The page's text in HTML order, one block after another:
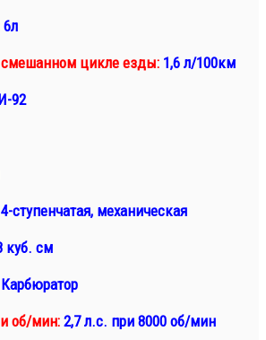
6л
смешанном цикле езды: 1,6 л/100км
92
4-ступенчатая, механическая
куб. см
Карбюратор
об/мин: 2,7 л.с. при 8000 об/мин